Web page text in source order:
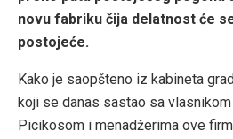
novu fabriku čija delatnost će
postojeće.
Kako je saopšteno iz kabineta
koji se danas sastao sa
Picikosom i menadžerima ove